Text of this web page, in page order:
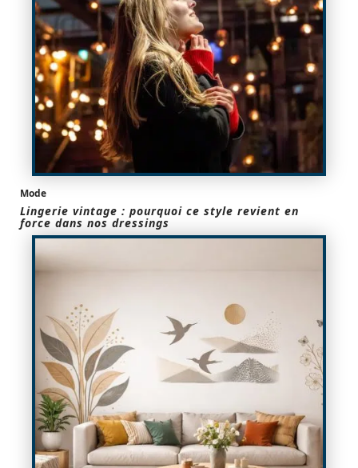
Mode
Lingerie vintage : pourquoi ce style revient en
force dans nos dressings